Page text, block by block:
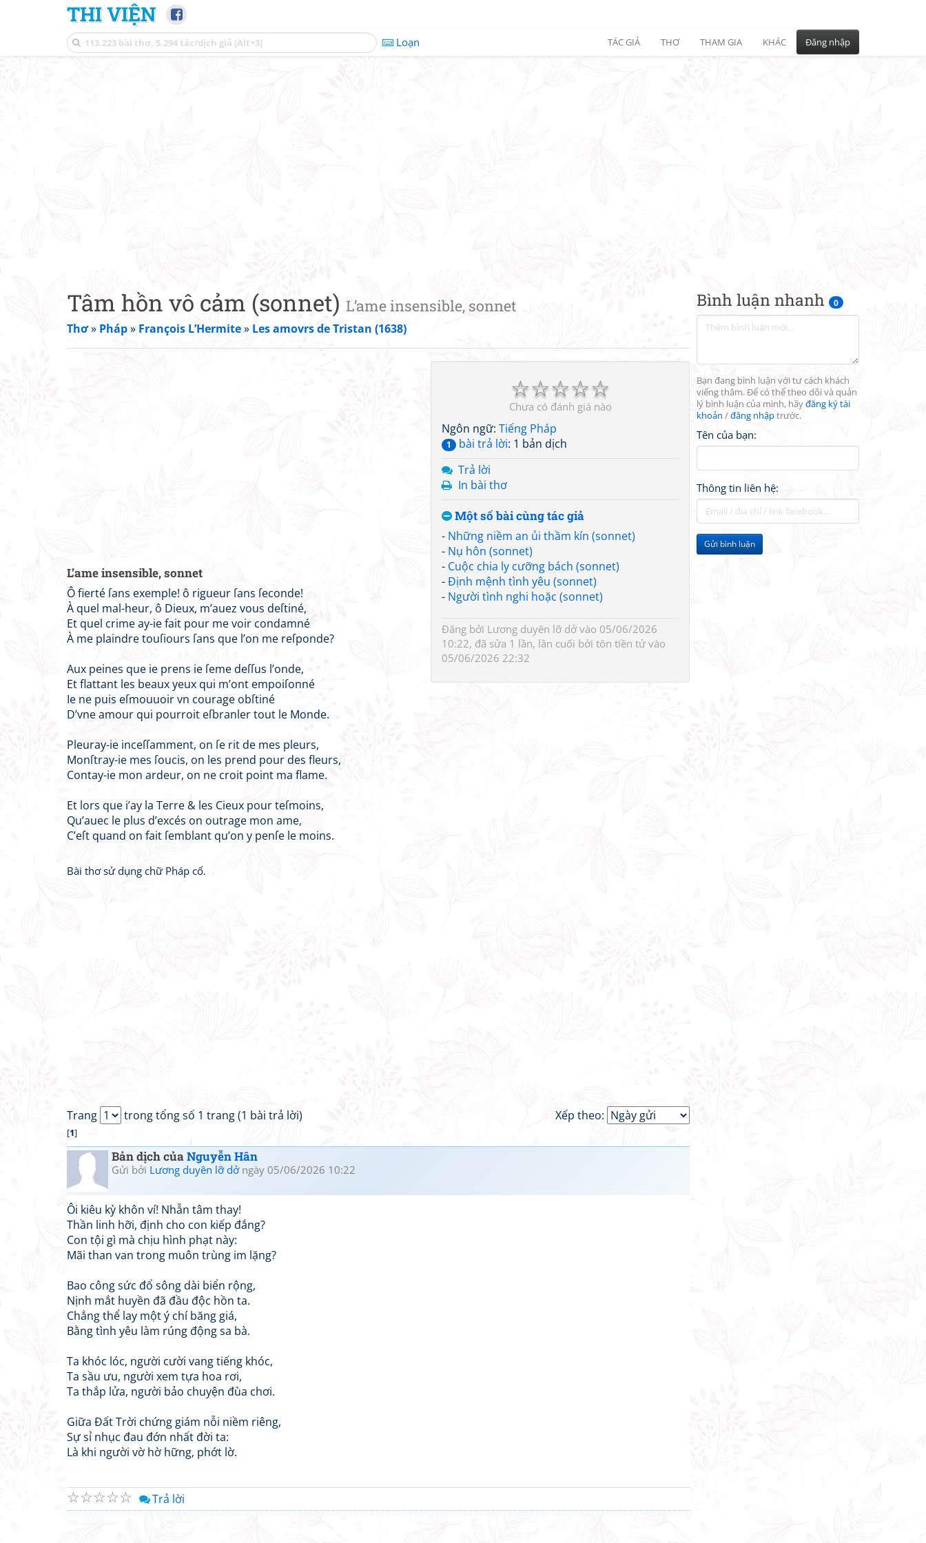
THI VIỆN
Loạn TÁC GIẢ THƠ THAM GIA KHÁC Đăng nhập
Bình luận nhanh 0
Bạn đang bình luận với tư cách khách
viếng thăm. Để có thể theo dõi và quản
lý bình luận của mình, hãyđăng ký tài
khoản /đăng nhậptrước.
Tên của bạn:
Thông tin liên hệ:
Gửi bình luận
Tâm hồn vô cảm (sonnet) L’ame insensible, sonnet
Thơ» Pháp» François L’Hermite» Les amovrs de Tristan (1638)
☆
☆
☆
☆
☆
Chưa có đánh giá nào
Ngôn ngữ: Tiếng Pháp
1 bài trả lời: 1 bản dịch
Trả lời
In bài thơ
Một số bài cùng tác giả
- Những niềm an ủi thầm kín (sonnet)
- Nụ hôn (sonnet)
- Cuộc chia ly cưỡng bách (sonnet)
-Định mệnh tình yêu (sonnet)
- Người tình nghi hoặc (sonnet)
Đăng bởi Lương duyên lỡ dởvào 05/06/2026
10:22, đã sửa 1 lần, lần cuối bởi tôn tiền tửvào
05/06/2026 22:32
L’ame insensible, sonnet
Ô fierté ſans exemple! ô rigueur ſans ſeconde!
À quel mal-heur, ô Dieux, m’auez vous deſtiné,
Et quel crime ay-ie fait pour me voir condamné
À me plaindre touſiours ſans que l’on me reſponde?
Aux peines que ie prens ie ſeme deſſus l’onde,
Et flattant les beaux yeux qui m’ont empoiſonné
Ie ne puis eſmouuoir vn courage obſtiné
D’vne amour qui pourroit eſbranler tout le Monde.
Pleuray-ie inceſſamment, on ſe rit de mes pleurs,
Monſtray-ie mes ſoucis, on les prend pour des fleurs,
Contay-ie mon ardeur, on ne croit point ma flame.
Et lors que i’ay la Terre & les Cieux pour teſmoins,
Qu’auec le plus d’excés on outrage mon ame,
C’eſt quand on fait ſemblant qu’on y penſe le moins.
Bài thơ sử dụng chữ Pháp cổ.
Xếp theo:
Trang trong tổng số 1 trang (1 bài trả lời)
[1]
Bản dịch củaNguyễn Hân
Gửi bởi Lương duyên lỡ dởngày 05/06/2026 10:22
Ôi kiêu kỳ khôn ví! Nhẫn tâm thay!
Thần linh hỡi, định cho con kiếp đắng?
Con tội gì mà chịu hình phạt này:
Mãi than van trong muôn trùng im lặng?
Bao công sức đổ sông dài biển rộng,
Nịnh mắt huyền đã đầu độc hồn ta.
Chẳng thể lay một ý chí băng giá,
Bằng tình yêu làm rúng động sa bà.
Ta khóc lóc, người cười vang tiếng khóc,
Ta sầu ưu, người xem tựa hoa rơi,
Ta thắp lửa, người bảo chuyện đùa chơi.
Giữa Đất Trời chứng giám nỗi niềm riêng,
Sự sỉ nhục đau đớn nhất đời ta:
Là khi người vờ hờ hững, phớt lờ.
☆
☆
☆
☆
☆ Trả lời